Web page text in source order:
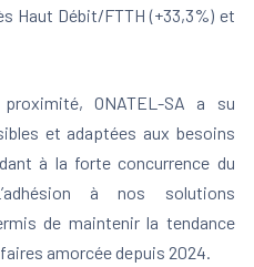
Haut Débit/FTTH (+33,3%) et
ONATEL-SA a su
et adaptées aux besoins
à la forte concurrence du
à nos solutions
de maintenir la tendance
amorcée depuis 2024.